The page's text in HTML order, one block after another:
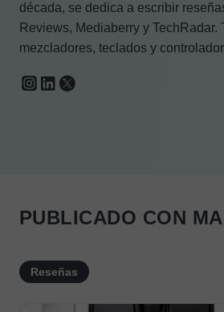
década, se dedica a escribir
Reviews, Mediaberry y
mezcladores, teclados y
PUBLICADO CON
Reseñas